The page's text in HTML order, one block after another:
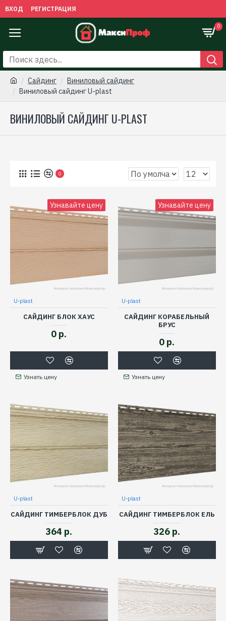
ВХОД РЕГИСТРАЦИЯ
0
Сайдинг
Виниловый сайдинг
Виниловый сайдинг U-plast
ВИНИЛОВЫЙ САЙДИНГ U-PLAST
0
Узнавайте цену
U-plast
САЙДИНГ БЛОК ХАУС
0 р.
Узнать цену
Узнавайте цену
U-plast
САЙДИНГ КОРАБЕЛЬНЫЙ
БРУС
0 р.
Узнать цену
U-plast
САЙДИНГ ТИМБЕРБЛОК ДУБ
364 р.
U-plast
САЙДИНГ ТИМБЕРБЛОК ЕЛЬ
326 р.